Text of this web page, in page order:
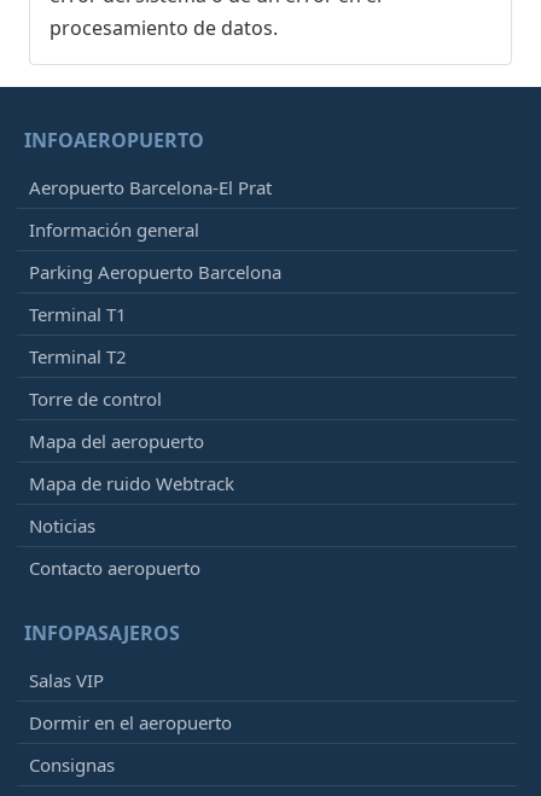
procesamiento de datos.
INFOAEROPUERTO
Aeropuerto Barcelona-El Prat
Información general
Parking Aeropuerto Barcelona
Terminal T1
Terminal T2
Torre de control
Mapa del aeropuerto
Mapa de ruido Webtrack
Noticias
Contacto aeropuerto
INFOPASAJEROS
Salas VIP
Dormir en el aeropuerto
Consignas